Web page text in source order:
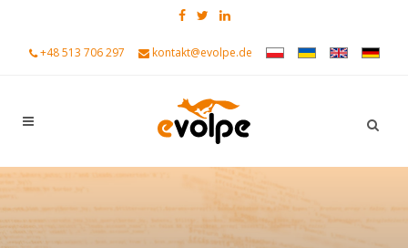
+48 513 706 297 kontakt@evolpe.de